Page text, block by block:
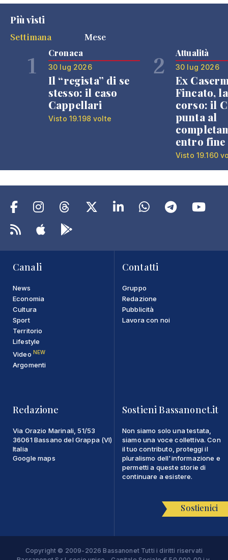
Più visti
Settimana
Mese
1 Cronaca
30 lug 2026
Il “regista” di se
stesso: il caso
Cappellari
Visto 19.198 volte
2 Attualità
30 lug 2026
Ex
Fincato,
corso: il
punta al
entro fine
Visto 19.160
Canali
News
Economia
Cultura
Sport
Territorio
Lifestyle
Video NEW
Argomenti
Contatti
Gruppo
Redazione
Pubblicità
Lavora con noi
Redazione
Via Orazio Marinali, 51/53
36061 Bassano del Grappa (VI)
Italia
Google maps
Sostieni Bassanonet.it
Non siamo solo una testata,
siamo una voce collettiva. Con
il tuo contributo, proteggi il
pluralismo dell'informazione e
permetti a queste storie di
continuare a esistere.
Sostienici
Copyright © 2009-2026 Bassanonet Tutti i diritti riservati